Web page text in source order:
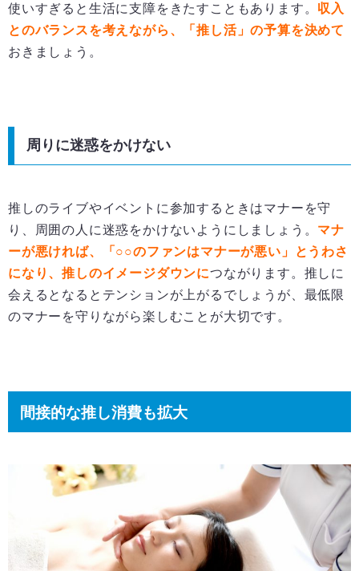
使いすぎると生活に支障をきたすこともあります。 収入
とのバランスを考えながら、「推し活」の予算を決めて
おきましょう。
周りに迷惑をかけない
推しのライブやイベントに参加するときはマナーを守
り、周囲の人に迷惑をかけないようにしましょう。 マナ
ーが悪ければ、「○○のファンはマナーが悪い」とうわさ
になり、推しのイメージダウンにつながります。推しに
会えるとなるとテンションが上がるでしょうが、最低限
のマナーを守りながら楽しむことが大切です。
間接的な推し消費も拡大